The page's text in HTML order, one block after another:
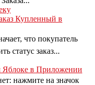
Купленный в
что покупатель
статус заказ...
Яблоке в Приложении
нажмите на значок